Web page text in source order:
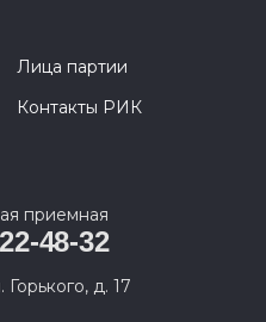
Лица партии
Контакты РИК
приемная
48-32
Горького, д. 17